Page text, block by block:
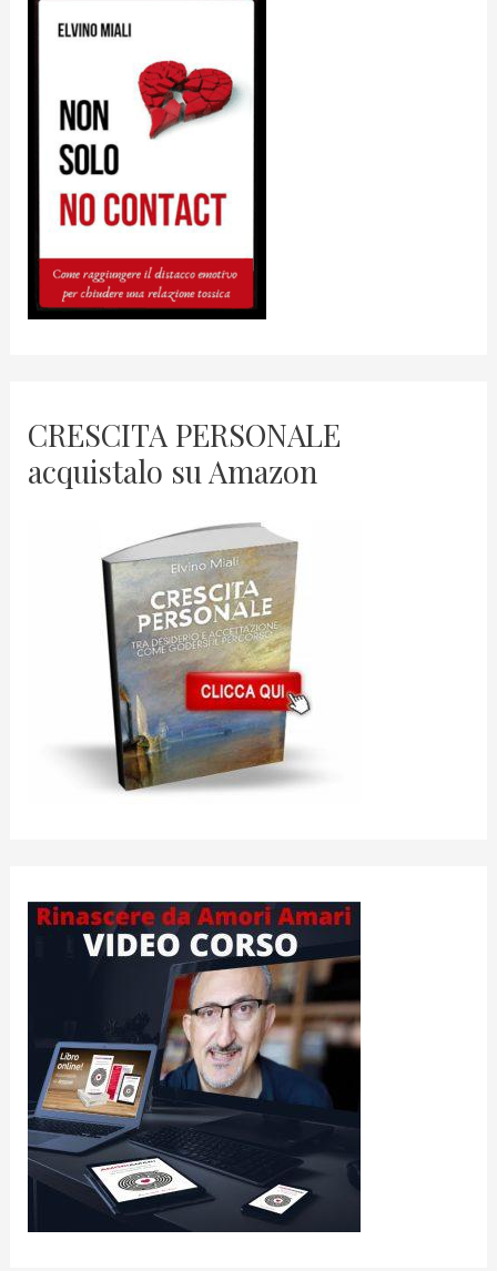
CRESCITA PERSONALE
acquistalo su Amazon